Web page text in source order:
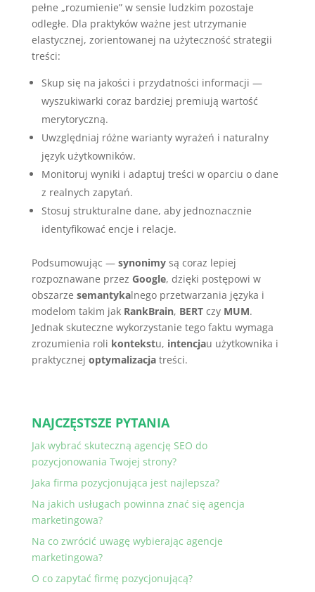
pełne „rozumienie” w sensie ludzkim pozostaje
odległe. Dla praktyków ważne jest utrzymanie
elastycznej, zorientowanej na użyteczność strategii
treści:
Skup się na jakości i przydatności informacji —
wyszukiwarki coraz bardziej premiują wartość
merytoryczną.
Uwzględniaj różne warianty wyrażeń i naturalny
język użytkowników.
Monitoruj wyniki i adaptuj treści w oparciu o dane
z realnych zapytań.
Stosuj strukturalne dane, aby jednoznacznie
identyfikować encje i relacje.
Podsumowując — synonimysą coraz lepiej
rozpoznawane przez Google, dzięki postępowi w
obszarze semantykalnego przetwarzania języka i
modelom takim jak RankBrain, BERTczy MUM.
Jednak skuteczne wykorzystanie tego faktu wymaga
zrozumienia roli kontekstu, intencjau użytkownika i
praktycznej optymalizacjatreści.
NAJCZĘSTSZE PYTANIA
Jak wybrać skuteczną agencję SEO do
pozycjonowania Twojej strony?
Jaka firma pozycjonująca jest najlepsza?
Na jakich usługach powinna znać się agencja
marketingowa?
Na co zwrócić uwagę wybierając agencje
marketingowa?
O co zapytać firmę pozycjonującą?